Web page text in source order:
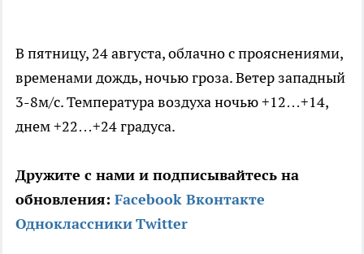
В пятницу, 24 августа, облачно с прояснениями,
временами дождь, ночью гроза. Ветер западный
3-8м/с. Температура воздуха ночью +12…+14,
днем +22…+24 градуса.
Дружите с нами и подписывайтесь на
обновления: Facebook Вконтакте
ОдноклассникиTwitter